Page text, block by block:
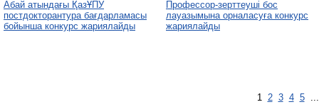
Абай атындағы ҚазҰПУ
постдокторантура бағдарламасы
бойынша конкурс жариялайды
Профессор-зерттеуші бос
лауазымына орналасуға конкурс
жариялайды
1 2 3 4 5